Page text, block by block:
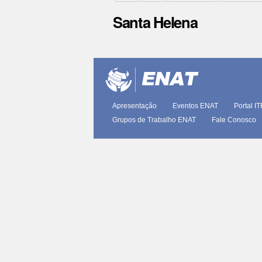
Santa Helena
documento
Apresentação Eventos ENAT Portal
Grupos de Trabalho ENAT
Fale Conosco